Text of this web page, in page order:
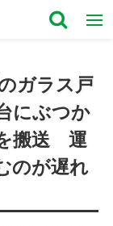
ガラス戸
にぶつか
搬送 運
のが遅れ